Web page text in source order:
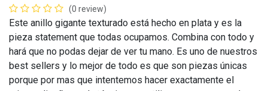
(0 review)
Este anillo gigante texturado está hecho en plata y es la
pieza statement que todas ocupamos. Combina con todo y
hará que no podas dejar de ver tu mano. Es uno de nuestros
best sellers y lo mejor de todo es que son piezas únicas
porque por mas que intentemos hacer exactamente el